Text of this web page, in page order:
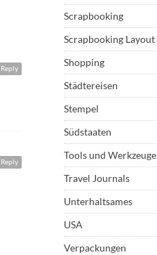
Reply
Reply
Scrapbooking
Scrapbooking Layout
Shopping
Städtereisen
Stempel
Südstaaten
Tools und Werkzeuge
Travel Journals
Unterhaltsames
USA
Verpackungen